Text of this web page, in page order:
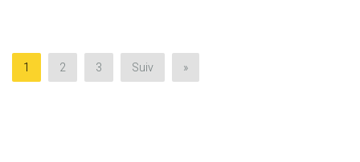
A a o
1 2 3 Suiv »